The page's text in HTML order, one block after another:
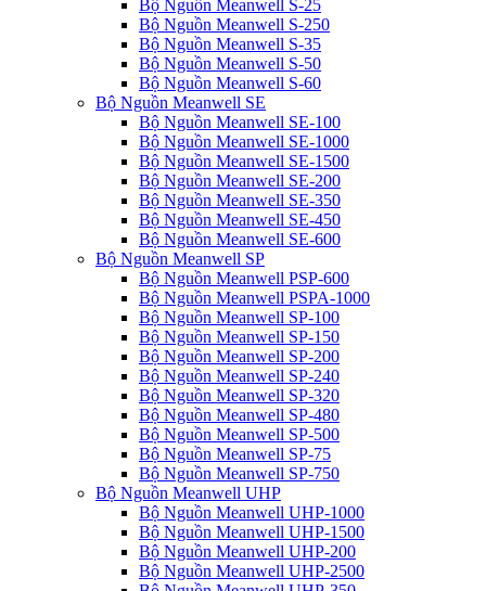
Bộ Nguồn Meanwell S-25
Bộ Nguồn Meanwell S-250
Bộ Nguồn Meanwell S-35
Bộ Nguồn Meanwell S-50
Bộ Nguồn Meanwell S-60
Bộ Nguồn Meanwell SE
Bộ Nguồn Meanwell SE-100
Bộ Nguồn Meanwell SE-1000
Bộ Nguồn Meanwell SE-1500
Bộ Nguồn Meanwell SE-200
Bộ Nguồn Meanwell SE-350
Bộ Nguồn Meanwell SE-450
Bộ Nguồn Meanwell SE-600
Bộ Nguồn Meanwell SP
Bộ Nguồn Meanwell PSP-600
Bộ Nguồn Meanwell PSPA-1000
Bộ Nguồn Meanwell SP-100
Bộ Nguồn Meanwell SP-150
Bộ Nguồn Meanwell SP-200
Bộ Nguồn Meanwell SP-240
Bộ Nguồn Meanwell SP-320
Bộ Nguồn Meanwell SP-480
Bộ Nguồn Meanwell SP-500
Bộ Nguồn Meanwell SP-75
Bộ Nguồn Meanwell SP-750
Bộ Nguồn Meanwell UHP
Bộ Nguồn Meanwell UHP-1000
Bộ Nguồn Meanwell UHP-1500
Bộ Nguồn Meanwell UHP-200
Bộ Nguồn Meanwell UHP-2500